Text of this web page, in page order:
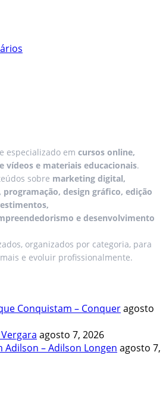
especializado em cursos online,
vídeos e materiais educacionais.
sobre marketing digital,
design gráfico, edição
e desenvolvimento
organizados por categoria, para
e evoluir profissionalmente.
Conquistam – Conqueragosto
agosto 7, 2026
Adilson – Adilson Longen agosto 7,